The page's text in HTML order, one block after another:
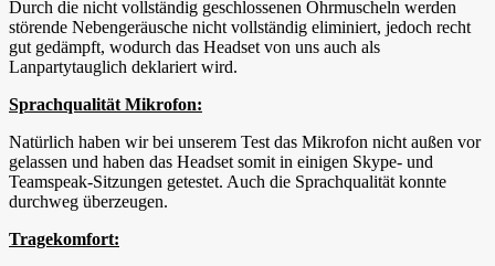
Durch die nicht vollständig geschlossenen Ohrmuscheln werden
störende Nebengeräusche nicht vollständig eliminiert, jedoch recht
gut gedämpft, wodurch das Headset von uns auch als
Lanpartytauglich deklariert wird.
Sprachqualität Mikrofon:
Natürlich haben wir bei unserem Test das Mikrofon nicht außen vor
gelassen und haben das Headset somit in einigen Skype- und
Teamspeak-Sitzungen getestet. Auch die Sprachqualität konnte
durchweg überzeugen.
Tragekomfort: